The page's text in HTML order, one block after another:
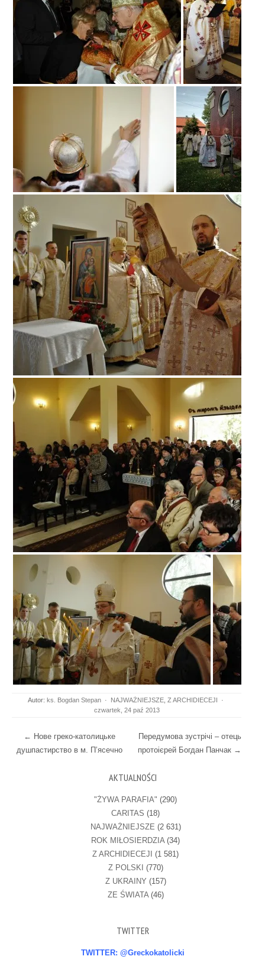
Autor: ks. Bogdan Stepan · NAJWAŻNIEJSZE Z ARCHIDIECEJI
·
czwartek, 24 paź 2013
Post navigation
← Нове греко-католицьке
душпастирство в м. П’ясечно
Передумова зустрічі – отець
протоієрей Богдан Панчак →
AKTUALNOŚCI
"ŻYWA PARAFIA" (290)
CARITAS (18)
NAJWAŻNIEJSZE (2 631)
ROK MIŁOSIERDZIA (34)
Z ARCHIDIECEJI (1 581)
Z POLSKI (770)
Z UKRAINY (157)
ZE ŚWIATA(46)
TWITTER
TWITTER: @Greckokatolicki